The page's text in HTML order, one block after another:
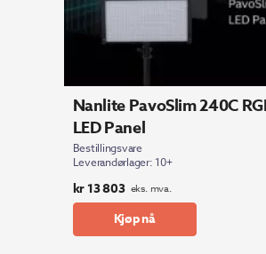
Nanlite PavoSlim 240C
LED Panel
Bestillingsvare
Leverandørlager: 10+
kr13 803 eks. mva.
Kjøp nå